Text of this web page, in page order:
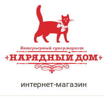
НАРЯДНЫЙ ДОМ
интернет-магазин